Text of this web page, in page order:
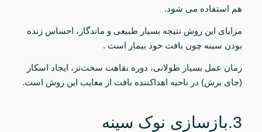
هم استفاده می شود.
مزایای این روش نتیجه بسیار طبیعی و ماندگار، احساس زنده
بودن سینه چون بافت خود بیمار است .
زمان عمل بسیار طولانی، دوره نقاهت سخت‌تر، ایجاد اسکار
(جای برش) در ناحیه اهداکننده بافت از معایب این روش است.
3. بازسازی نوک سینه